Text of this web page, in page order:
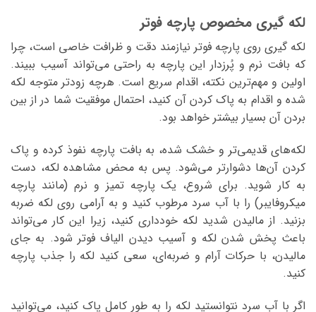
لکه گیری مخصوص پارچه فوتر
لکه گیری روی پارچه فوتر نیازمند دقت و ظرافت خاصی است، چرا
که بافت نرم و پُرزدار این پارچه به راحتی می‌تواند آسیب ببیند.
اولین و مهم‌ترین نکته، اقدام سریع است. هرچه زودتر متوجه لکه
شده و اقدام به پاک کردن آن کنید، احتمال موفقیت شما در از بین
بردن آن بسیار بیشتر خواهد بود.
لکه‌های قدیمی‌تر و خشک شده، به بافت پارچه نفوذ کرده و پاک
کردن آن‌ها دشوارتر می‌شود. پس به محض مشاهده لکه، دست
به کار شوید. برای شروع، یک پارچه تمیز و نرم (مانند پارچه
میکروفایبر) را با آب سرد مرطوب کنید و به آرامی روی لکه ضربه
بزنید. از مالیدن شدید لکه خودداری کنید، زیرا این کار می‌تواند
باعث پخش شدن لکه و آسیب دیدن الیاف فوتر شود. به جای
مالیدن، با حرکات آرام و ضربه‌ای، سعی کنید لکه را جذب پارچه
کنید.
اگر با آب سرد نتوانستید لکه را به طور کامل پاک کنید، می‌توانید